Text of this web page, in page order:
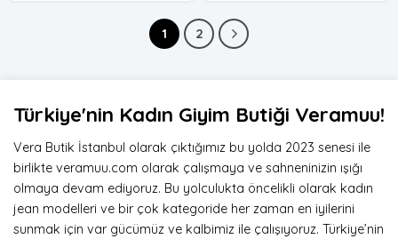
1 2
Türkiye'nin Kadın Giyim Butiği Veramuu!
Vera Butik İstanbul olarak çıktığımız bu yolda 2023 senesi ile
birlikte veramuu.com olarak çalışmaya ve sahneninizin ışığı
olmaya devam ediyoruz. Bu yolculukta öncelikli olarak kadın
jean modelleri ve bir çok kategoride her zaman en iyilerini
sunmak için var gücümüz ve kalbimiz ile çalışıyoruz. Türkiye’nin